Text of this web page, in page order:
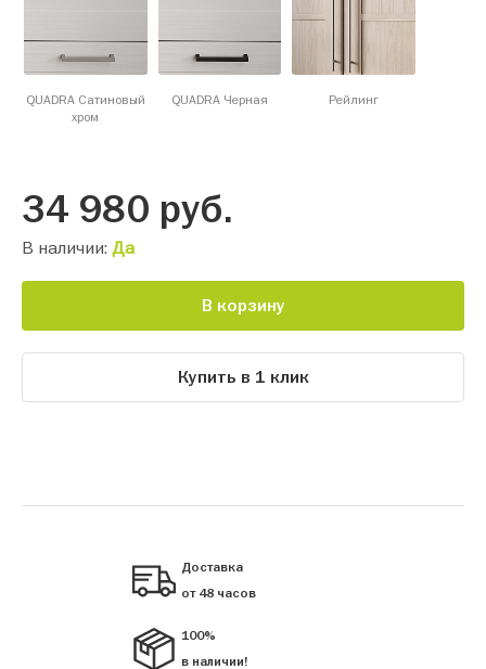
QUADRA Сатиновый
хром
QUADRA Черная Рейлинг
34 980 руб.
В наличии: Да
В корзину
Купить в 1 клик
Доставка
от 48 часов
100%
в наличии!